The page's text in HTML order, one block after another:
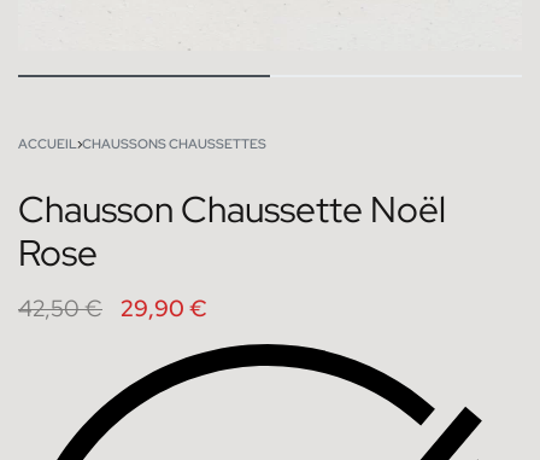
ACCUEIL ›CHAUSSONS CHAUSSETTES
Chausson Chaussette Noël
Rose
42,50€ 29,90 €